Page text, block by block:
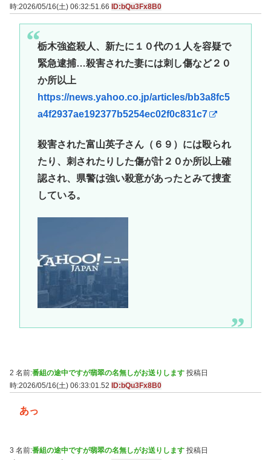
時:2026/05/16(土) 06:32:51.66
ID:bQu3Fx8B0
栃木強盗殺人、新たに１０代の１人を容疑で
緊急逮捕…殺害された妻には刺し傷など２０
か所以上
https://news.yahoo.co.jp/articles/bb3a8fc5
a4f2937ae192377b5254ec02f0c831c7
殺害された富山英子さん（６９）には殴られ
たり、刺されたりした傷が計２０か所以上確
認され、県警は強い殺意があったとみて捜査
している。
2 名前:番組の途中ですが翡翠の名無しがお送りします 投稿日
時:2026/05/16(土) 06:33:01.52 ID:bQu3Fx8B0
あっ
3 名前:番組の途中ですが翡翠の名無しがお送りします 投稿日